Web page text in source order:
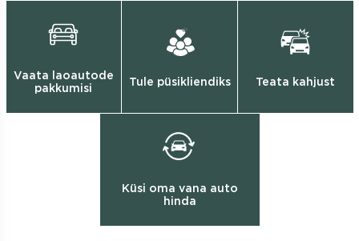
Vaata laoautode
pakkumisi
Tule püsikliendiks Teata kahjust
Küsi oma vana auto
hinda